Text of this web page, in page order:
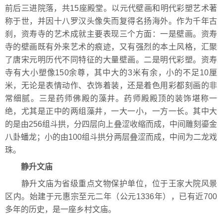
前后三进院落，共15座殿堂。以元代壁画和明代彩塑艺术著
称于世，并因十八罗汉头像失而复得名扬海外。作为千年古
刹，资寿寺的艺术成就主要表现三个方面：一是壁画。资寿
寺的壁画既有外来艺术的痕迹，又有强烈的本土风格，汇聚
了唐宋元明历代不同特征的大量壁画。二是明代彩塑。资寿
寺有大小塑像150余尊，其中大的3米有余，小的不足10厘
米，无论是表情动作、衣饰着装，还是着色用彩都刻画的非
常细腻。三是药师佛殿的藻井。药师殿殿顶的装饰堪称一
绝，尤其是正中的两组藻井，一大一小，一方一长。其中大
的是由256组斗拱，分四层向上叠涩收缩而成，中间雕刻鎏金
八卦蟠龙；小的由100组斗拱分两层叠涩而成，中间为二龙戏
珠。
静升文庙
静升文庙为省级重点文物保护单位，位于王家大院风景
区内。始建于元惠宗至元二年（公元1336年），已有近700
多年的历史，是一座乡村文庙。